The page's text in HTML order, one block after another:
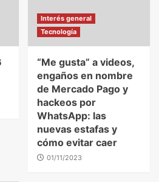
Interés general
Tecnología
“Me gusta” a videos,
engaños en nombre
de Mercado Pago y
hackeos por
WhatsApp: las
nuevas estafas y
cómo evitar caer
01/11/2023